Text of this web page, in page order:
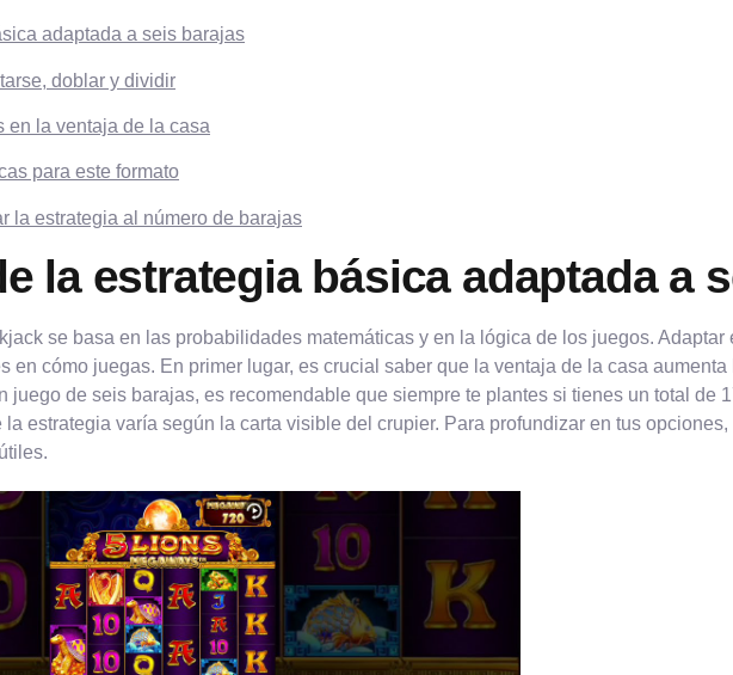
adaptada a seis barajas
doblar y dividir
en la ventaja de la casa
para este formato
la estrategia al número de barajas
la estrategia básica adaptada a
se basa en las probabilidades matemáticas y en la lógica de los juegos.
en cómo juegas. En primer lugar, es crucial saber que la ventaja de la casa
juego de seis barajas, es recomendable que siempre te plantes si tienes un total de
la estrategia varía según la carta visible del crupier. Para profundizar en tus